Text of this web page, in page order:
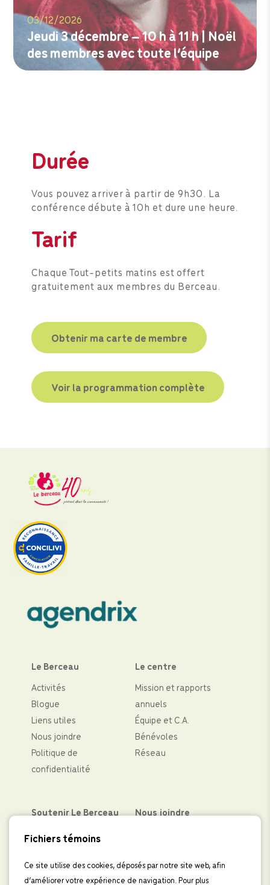
03/12/2026
Jeudi 3 décembre – 10 h à 11 h | Noël
des membres avec toute l’équipe
Durée
Vous pouvez arriver à partir de 9h30. La
conférence débute à 10h et dure une heure.
Tarif
Chaque Tout-petits matins est offert
gratuitement aux membres du Berceau.
Obtenir ma carte de membre
Voir la programmation complète
Le Berceau
Activités
Blogue
Liens utiles
Nous joindre
Politique de
confidentialité
Le centre
Mission et rapports
annuels
Équipe et C.A.
Bénévoles
Réseau
Soutenir Le Berceau
Partenaires financiers
Levées de fond
Boutique
Nous joindre
LinkedIn
IInscrivez-vous à
Fichiers témoins
Ce site utilise des cookies, déposés par notre site web, afin
d’améliorer votre expérience de navigation. Pour plus